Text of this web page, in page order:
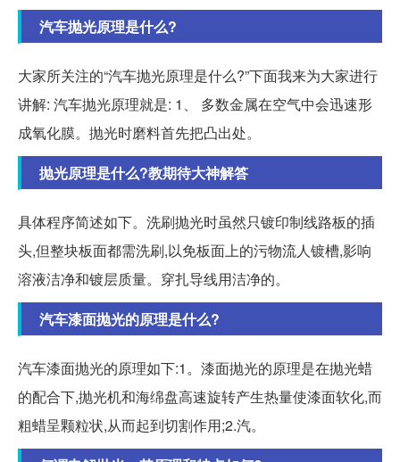
汽车抛光原理是什么?
大家所关注的“汽车抛光原理是什么?”下面我来为大家进行
讲解: 汽车抛光原理就是: 1、 多数金属在空气中会迅速形
成氧化膜。抛光时磨料首先把凸出处。
抛光原理是什么?教期待大神解答
具体程序简述如下。洗刷抛光时虽然只镀印制线路板的插
头,但整块板面都需洗刷,以免板面上的污物流人镀槽,影响
溶液洁净和镀层质量。穿扎导线用洁净的。
汽车漆面抛光的原理是什么?
汽车漆面抛光的原理如下:1。漆面抛光的原理是在抛光蜡
的配合下,抛光机和海绵盘高速旋转产生热量使漆面软化,而
粗蜡呈颗粒状,从而起到切割作用;2.汽。